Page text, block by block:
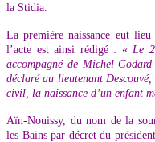
la Stidia.
La première naissance eut
l’acte est ainsi rédigé : « Le
accompagné de Michel
déclaré au lieutenant
civil, la naissance d’un enfant
Aïn-Nouissy, du nom de la
les-Bains par décret du